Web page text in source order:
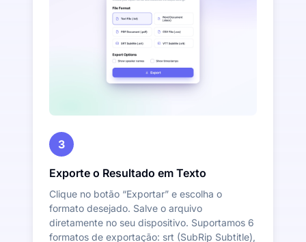
3
Exporte o Resultado em Texto
Clique no botão “Exportar” e escolha o
formato desejado. Salve o arquivo
diretamente no seu dispositivo. Suportamos 6
formatos de exportação: srt (SubRip Subtitle),